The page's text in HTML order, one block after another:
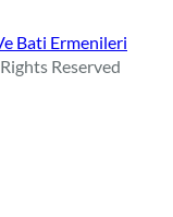
Bati Ermenileri
Reserved